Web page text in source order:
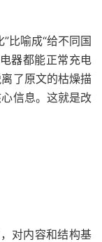
比喻成“给不同国
器都能正常充电
了原文的枯燥描
信息。这就是改
对内容和结构基